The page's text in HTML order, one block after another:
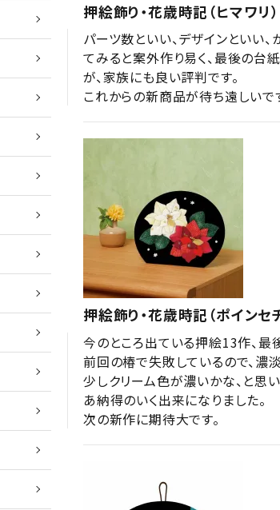
押絵飾り・花歳時記（ヒマワリ）
パーツ数といい、デザインといい、
てみると案外作り易く、最後の台
が、家族にも良い評判です。
これからの新商品が待ち遠しいで
押絵飾り・花歳時記（ポインセ
今のところ出ている押絵13作、最
前回の椿で失敗しているので、濃
少しクリーム色が濃いかな、と思
あ納得のいく出来になりました。
次の新作に期待大です。